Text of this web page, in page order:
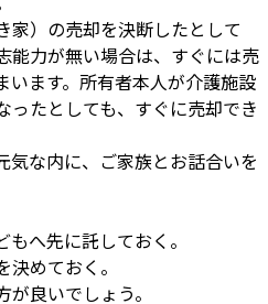
）の売却を決断したとして
能力が無い場合は、すぐには売
います。所有者本人が介護施設
ったとしても、すぐに売却でき
気な内に、ご家族とお話合いを
へ先に託しておく。
めておく。
良いでしょう。